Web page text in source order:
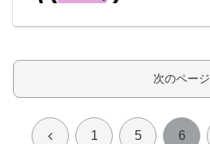
次のページ
前 1 5 6